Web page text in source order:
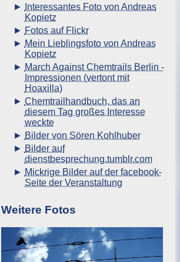
Interessantes Foto von Andreas
Kopietz
Fotos auf Flickr
Mein Lieblingsfoto von Andreas
Kopietz
March Against Chemtrails Berlin -
Impressionen (vertont mit
Hoaxilla)
Chemtrailhandbuch, das an
diesem Tag großes Interesse
weckte
Bilder von Sören Kohlhuber
Bilder auf
dienstbesprechung.tumblr.com
Mickrige Bilder auf der facebook-
Seite der Veranstaltung
Weitere Fotos